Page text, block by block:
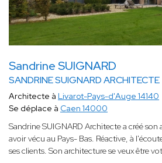
Sandrine SUIGNARD
SANDRINE SUIGNARD ARCHITECTE
Architecte à Livarot-Pays-d'Auge 14140
Se déplace à Caen 14000
Sandrine SUIGNARD Architecte a créé
avoir vécu au Pays- Bas. Réactive, à
ses clients. Son architecture se veux être